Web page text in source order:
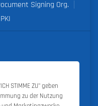
Signing Org.
2018, 2019, 2020, 2021,
STIMME ZU" geben
zu der Nutzung